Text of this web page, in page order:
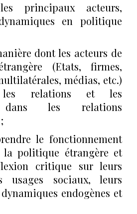
principaux acteurs,
en politique
dont les acteurs de
(Etats, firmes,
médias, etc.)
les relations et les
dans les relations
le fonctionnement
la politique étrangère et
critique sur leurs
usages sociaux, leurs
endogènes et